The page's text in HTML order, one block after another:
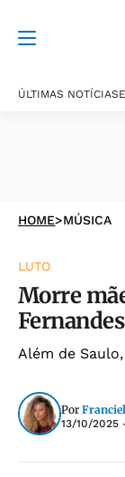
ÚLTIMAS NOTÍCIAS
HOME>MÚSICA
LUTO
Morre
Além de
Por
13/10/2025